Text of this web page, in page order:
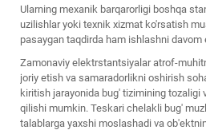
Ularning mexanik barqarorligi boshqa
uzilishlar yoki texnik xizmat ko'rsatish
pasaygan taqdirda ham ishlashni
Zamonaviy elektrstantsiyalar atrof-
joriy etish va samaradorlikni oshirish
kiritish jarayonida bug' tizimining tozaligi
qilishi mumkin. Teskari chelakli bug'
talablarga yaxshi moslashadi va